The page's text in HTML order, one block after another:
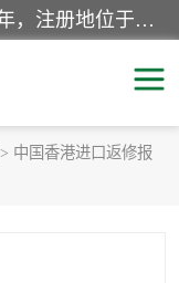
上海青禾贸易有限公司成立于2020年，注册地位于上海市宝山区。经营范围包括：机械设备、五金制品、劳防用品、电子产品、塑胶制品、家具、模具、纺织品、仪器仪表、建筑材料、装饰材料、化工产品、金属制品、机车配件等货物进出口报关、清关服务。
> 中国香港进口返修报